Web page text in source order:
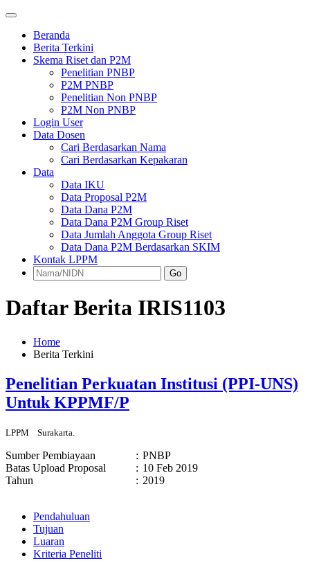
Beranda
Berita Terkini
Skema Riset dan P2M
Penelitian PNBP
P2M PNBP
Penelitian Non PNBP
P2M Non PNBP
Login User
Data Dosen
Cari Berdasarkan Nama
Cari Berdasarkan Kepakaran
Data
Data IKU
Data Proposal P2M
Data Dana P2M
Data Dana P2M Group Riset
Data Jumlah Anggota Group Riset
Data Dana P2M Berdasarkan SKIM
Kontak LPPM
Go
Daftar Berita IRIS1103
Home
Berita Terkini
Penelitian Perkuatan Institusi (PPI-UNS)
Untuk KPPMF/P
LPPM Surakarta.
Sumber Pembiayaan : PNBP
Batas Upload Proposal
: 10 Feb 2019
Tahun
: 2019
Pendahuluan
Tujuan
Luaran
Kriteria Peneliti